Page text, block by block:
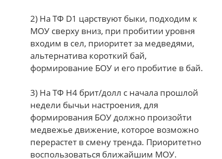
2) На ТФ D1 царствуют быки, подходим к
МОУ сверху вниз, при пробитии уровня
входим в сел, приоритет за медведями,
альтернатива короткий бай,
формирование БОУ и его пробитие в бай.
3) На ТФ H4 брит/долл с начала прошлой
недели бычьи настроения, для
формирования БОУ должно произойти
медвежье движение, которое возможно
перерастет в смену тренда. Приоритетно
воспользоваться ближайшим МОУ.